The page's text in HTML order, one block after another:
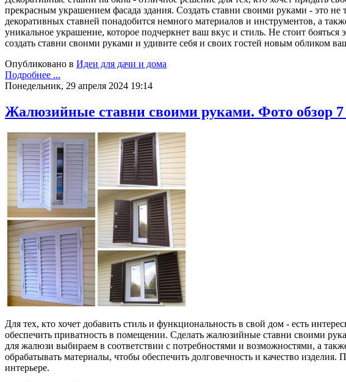
прекрасным украшением фасада здания. Создать ставни своими руками - это
декоративных ставней понадобится немного материалов и инструментов, а
уникальное украшение, которое подчеркнет ваш вкус и стиль. Не стоит
создать ставни своими руками и удивите себя и своих гостей новым обликом
Опубликовано в Идеи для дачи и дома
Подробнее ...
Понедельник, 29 апреля 2024 19:14
Жалюзийные ставни своими руками. Фото обзор 7
Для тех, кто хочет добавить стиль и функциональность в свой дом - есть
обеспечить приватность в помещении. Сделать жалюзийные ставни своими
для жалюзи выбираем в соответствии с потребностями и возможностями, а
обрабатывать материалы, чтобы обеспечить долговечность и качество
интерьере.